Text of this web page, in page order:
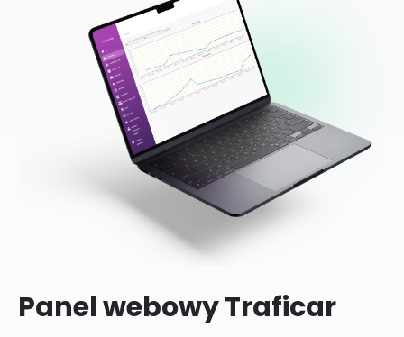
Panel webowy Traficar